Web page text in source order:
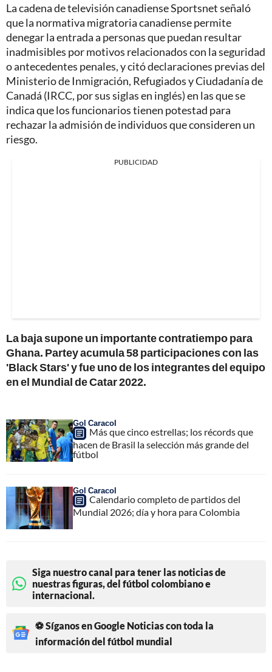
La cadena de televisión canadiense Sportsnet señaló
que la normativa migratoria canadiense permite
denegar la entrada a personas que puedan resultar
inadmisibles por motivos relacionados con la seguridad
o antecedentes penales, y citó declaraciones previas del
Ministerio de Inmigración, Refugiados y Ciudadanía de
Canadá (IRCC, por sus siglas en inglés) en las que se
indica que los funcionarios tienen potestad para
rechazar la admisión de individuos que consideren un
riesgo.
PUBLICIDAD
La baja supone un importante contratiempo para
Ghana. Partey acumula 58 participaciones con las
'Black Stars' y fue uno de los integrantes del equipo
en el Mundial de Catar 2022.
Gol Caracol
Más que cinco estrellas; los récords que
hacen de Brasil la selección más grande del
fútbol
Gol Caracol
Calendario completo de partidos del
Mundial 2026; día y hora para Colombia
Siga nuestro canal para tener las noticias de
nuestras figuras, del fútbol colombiano e
internacional.
⚽ Síganos en Google Noticias con toda la
información del fútbol mundial